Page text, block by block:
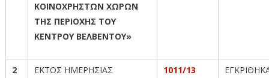
ΚΟΙΝΟΧΡΗΣΤΩΝ ΧΩΡΩΝ
ΤΗΣ ΠΕΡΙΟΧΗΣ ΤΟΥ
ΚΕΝΤΡΟΥ ΒΕΛΒΕΝΤΟΥ»
2
ΕΚΤΟΣ ΗΜΕΡΗΣΙΑΣ
1011/13